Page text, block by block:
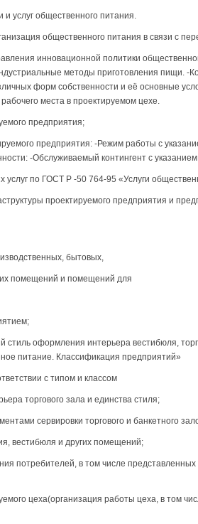
услуг общественного питания.
общественного питания в связи с
инновационной политики
методы приготовления пищи. -
форм собственности и её основные
места в проектируемом цехе.
предприятия;
предприятия: -Режим работы с
-Обслуживаемый контингент с
услуг по ГОСТ Р -50 764-95 «Услуги
проектируемого предприятия и
бытовых,
помещений и помещений для
стиль оформления интерьера вестибюля,
питание. Классификация предприятий»
с типом и классом
торгового зала и единства стиля;
сервировки торгового и банкетного
вестибюля и других помещений;
потребителей, в том числе представленных
цеха(организация работы цеха, в том